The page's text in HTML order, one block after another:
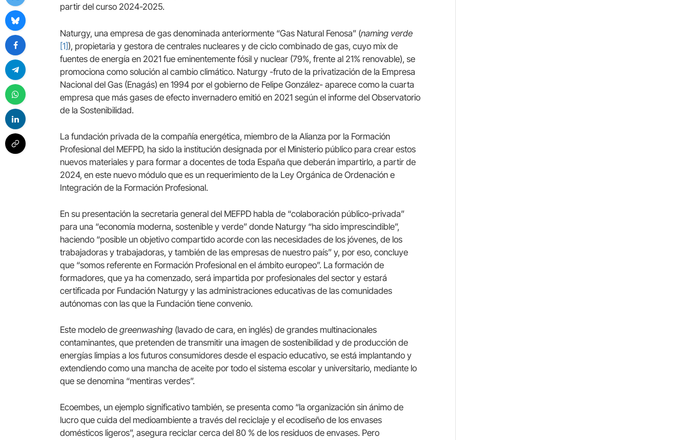
partir del curso 2024-2025.
Naturgy, una empresa de gas denominada anteriormente “Gas Natural Fenosa” (naming verde
[1]), propietaria y gestora de centrales nucleares y de ciclo combinado de gas, cuyo mix de
fuentes de energía en 2021 fue eminentemente fósil y nuclear (79%, frente al 21% renovable), se
promociona como solución al cambio climático. Naturgy -fruto de la privatización de la Empresa
Nacional del Gas (Enagás) en 1994 por el gobierno de Felipe González- aparece como la cuarta
empresa que más gases de efecto invernadero emitió en 2021 según el informe del Observatorio
de la Sostenibilidad.
La fundación privada de la compañía energética, miembro de la Alianza por la Formación
Profesional del MEFPD, ha sido la institución designada por el Ministerio público para crear estos
nuevos materiales y para formar a docentes de toda España que deberán impartirlo, a partir de
2024, en este nuevo módulo que es un requerimiento de la Ley Orgánica de Ordenación e
Integración de la Formación Profesional.
En su presentación la secretaria general del MEFPD habla de “colaboración público-privada”
para una “economía moderna, sostenible y verde” donde Naturgy “ha sido imprescindible”,
haciendo “posible un objetivo compartido acorde con las necesidades de los jóvenes, de los
trabajadoras y trabajadoras, y también de las empresas de nuestro país” y, por eso, concluye
que “somos referente en Formación Profesional en el ámbito europeo”. La formación de
formadores, que ya ha comenzado, será impartida por profesionales del sector y estará
certificada por Fundación Naturgy y las administraciones educativas de las comunidades
autónomas con las que la Fundación tiene convenio.
Este modelo degreenwashing (lavado de cara, en inglés) de grandes multinacionales
contaminantes, que pretenden de transmitir una imagen de sostenibilidad y de producción de
energías limpias a los futuros consumidores desde el espacio educativo, se está implantando y
extendiendo como una mancha de aceite por todo el sistema escolar y universitario, mediante lo
que se denomina “mentiras verdes”.
Ecoembes, un ejemplo significativo también, se presenta como “la organización sin ánimo de
lucro que cuida del medioambiente a través del reciclaje y el ecodiseño de los envases
domésticos ligeros”, asegura reciclar cerca del 80 % de los residuos de envases. Pero